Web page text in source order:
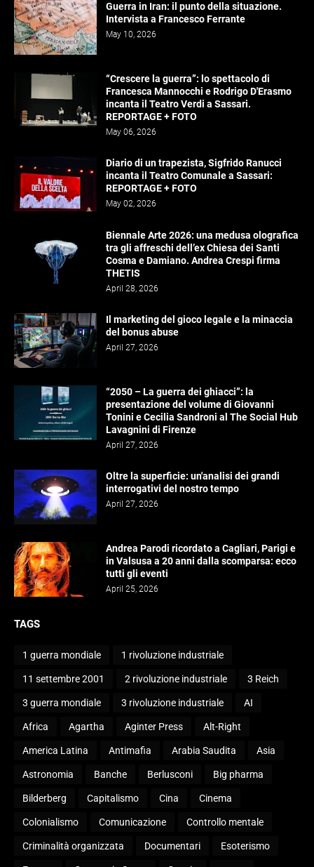
Guerra in Iran: il punto della situazione.
Intervista a Francesco Ferrante
May 10, 2026
“Crescere la guerra”: lo spettacolo di
Francesca Mannocchi e Rodrigo D'Erasmo
incanta il Teatro Verdi a Sassari.
REPORTAGE + FOTO
May 06, 2026
Diario di un trapezista, Sigfrido Ranucci
incanta il Teatro Comunale a Sassari:
REPORTAGE + FOTO
May 02, 2026
Biennale Arte 2026: una medusa olografica
tra gli affreschi dell’ex Chiesa dei Santi
Cosma e Damiano. Andrea Crespi firma
THETIS
April 28, 2026
Il marketing del gioco legale e la minaccia
del bonus abuse
April 27, 2026
“2050 – La guerra dei ghiacci”: la
presentazione del volume di Giovanni
Tonini e Cecilia Sandroni al The Social Hub
Lavagnini di Firenze
April 27, 2026
Oltre la superficie: un'analisi dei grandi
interrogativi del nostro tempo
April 27, 2026
Andrea Parodi ricordato a Cagliari, Parigi e
in Valsusa a 20 anni dalla scomparsa: ecco
tutti gli eventi
April 25, 2026
TAGS
1 guerra mondiale 1 rivoluzione industriale
11 settembre 2001 2 rivoluzione industriale 3 Reich
3 guerra mondiale 3 rivoluzione industriale AI
Africa Agartha Aginter Press Alt-Right
America Latina Antimafia Arabia Saudita Asia
Astronomia Banche Berlusconi Big pharma
Bilderberg Capitalismo Cina Cinema
Colonialismo Comunicazione Controllo mentale
Criminalità organizzata Documentari Esoterismo